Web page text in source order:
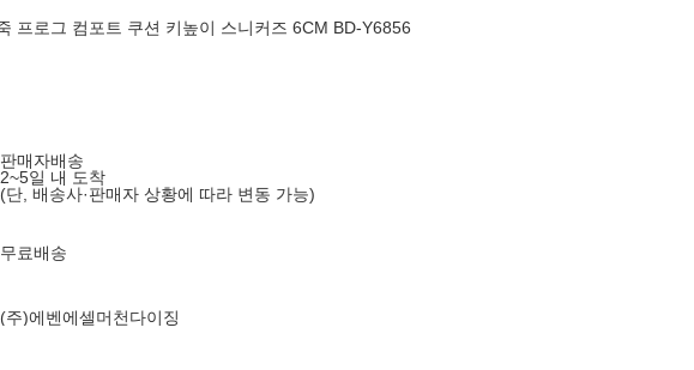
프로그 컴포트 쿠션 키높이 스니커즈 6CM BD-Y6856
판매자배송
2~5일 내 도착
(단, 배송사·판매자 상황에 따라 변동 가능)
무료배송
(주)에벤에셀머천다이징